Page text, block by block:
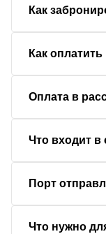
Как
Как оплатить
Оплата в
Что входит в
Порт
Что нужно